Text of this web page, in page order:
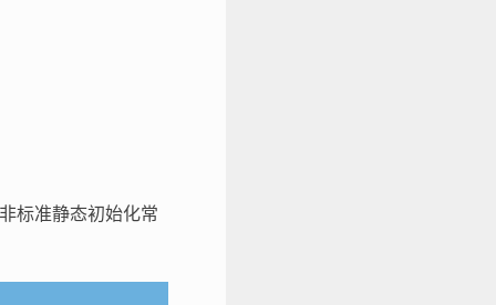
标准静态初始化常